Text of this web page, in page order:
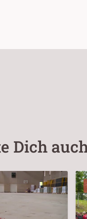
Dich